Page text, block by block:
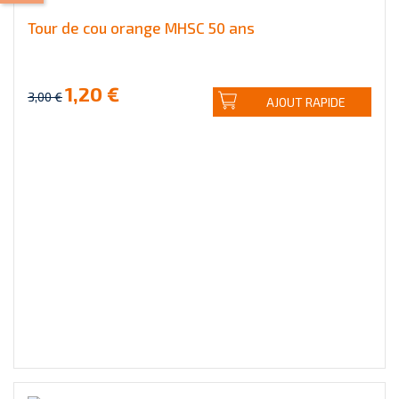
Tour de cou orange MHSC 50 ans
3,00 €1,20 € AJOUT RAPIDE